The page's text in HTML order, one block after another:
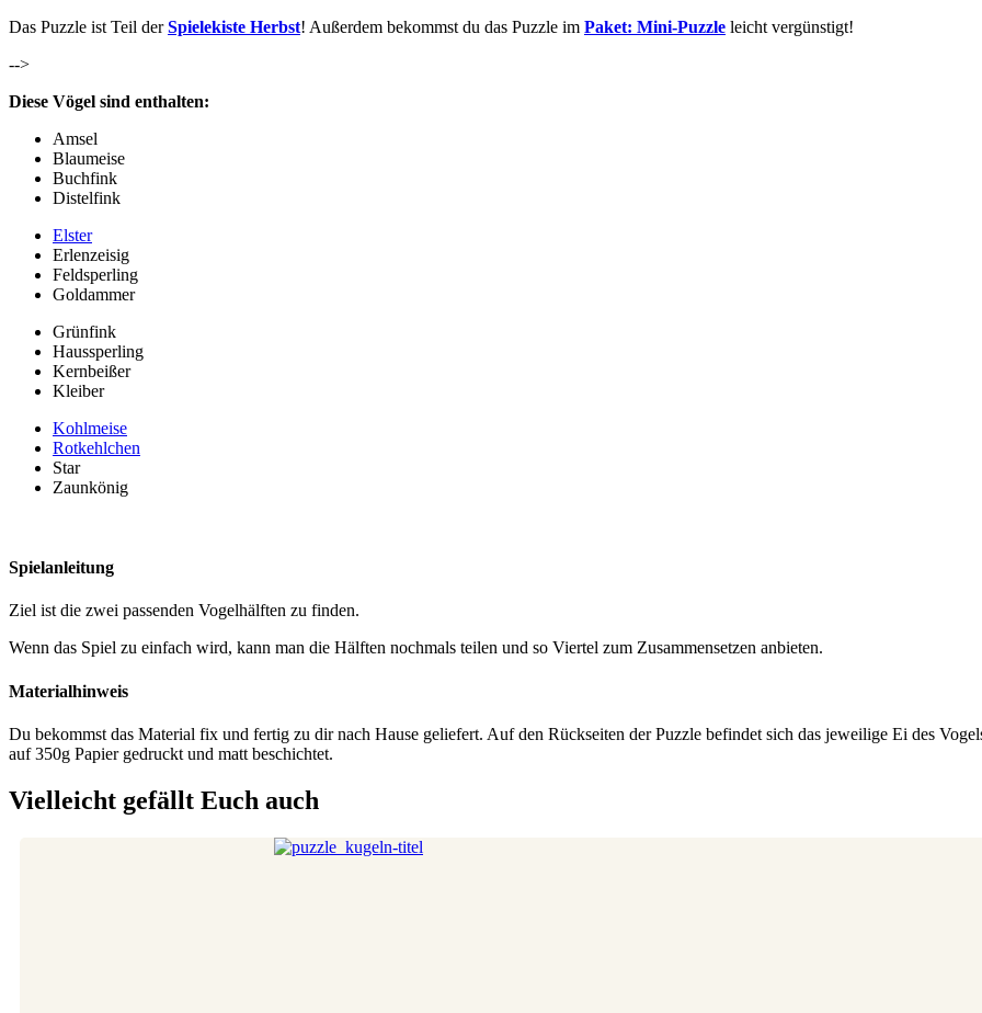
Das Puzzle ist Teil derSpielekiste Herbst! Außerdem bekommst du das Puzzle im Paket: Mini-Puzzle leicht vergünstigt!
-->
Diese Vögel sind enthalten:
Amsel
Blaumeise
Buchfink
Distelfink
Elster
Erlenzeisig
Feldsperling
Goldammer
Grünfink
Haussperling
Kernbeißer
Kleiber
Kohlmeise
Rotkehlchen
Star
Zaunkönig
Spielanleitung
Ziel ist die zwei passenden Vogelhälften zu finden.
Wenn das Spiel zu einfach wird, kann man die Hälften nochmals teilen und so Viertel zum Zusammensetzen anbieten.
Materialhinweis
Du bekommst das Material fix und fertig zu dir nach Hause geliefert. Auf den Rückseiten der Puzzle befindet sich das jeweilige Ei des
auf 350g Papier gedruckt und matt beschichtet.
Vielleicht gefällt Euch auch